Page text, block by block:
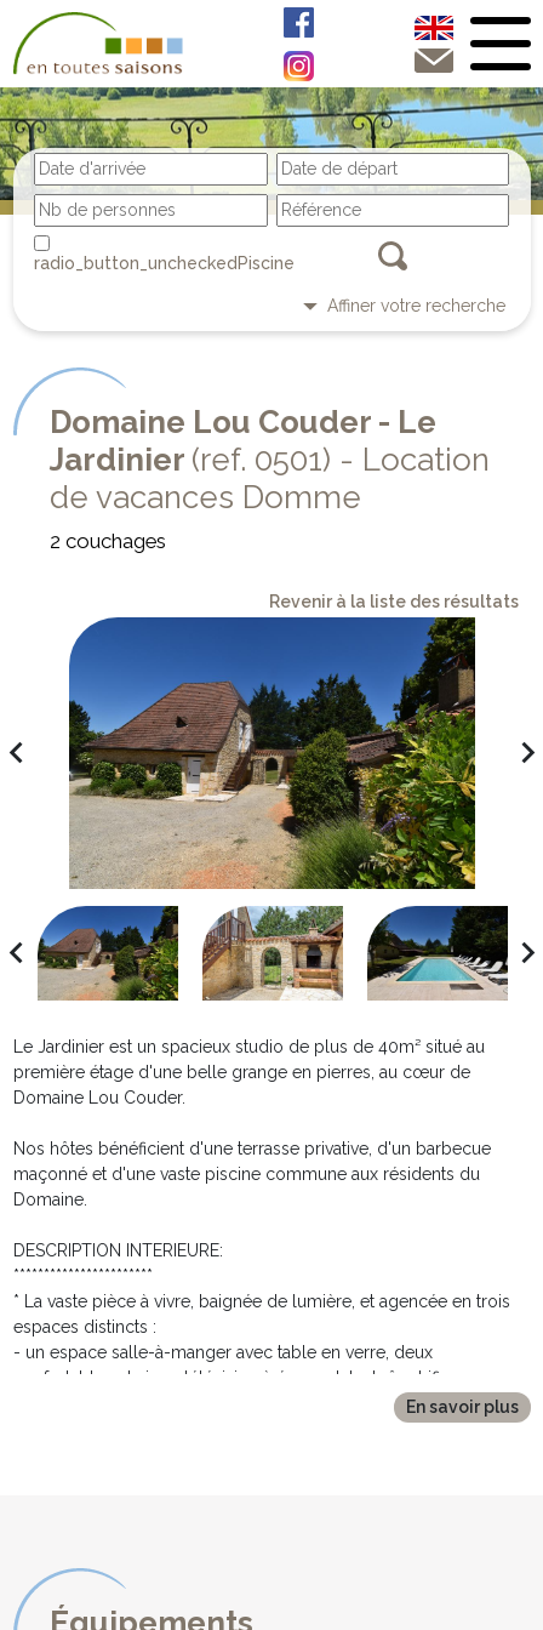
Piscine
Affiner votre recherche
Domaine Lou Couder - Le
Jardinier (ref. 0501) - Location
de vacances Domme
2 couchages
Revenir à la liste des résultats
Le Jardinier est un spacieux studio de plus de 40m² situé au
première étage d'une belle grange en pierres, au cœur de
Domaine Lou Couder.
Nos hôtes bénéficient d'une terrasse privative, d'un barbecue
maçonné et d'une vaste piscine commune aux résidents du
Domaine.
DESCRIPTION INTERIEURE:
***********************
* La vaste pièce à vivre, baignée de lumière, et agencée en trois
espaces distincts :
- un espace salle-à-manger avec table en verre, deux
confortables chaises, télévision à écran plat, chaîne hifi.
- une cuisine ouverte parfaitement équipée, avec plaque de
cuisson 2 feux, réfrigérateur, four, four micro-ondes, bouilloire,
EN EXTERIEUR :
**************
En savoir plus
Équipements